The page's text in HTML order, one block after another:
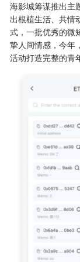
海影城筹谋推出主
出根植生活、共情
式，一批优秀的微
挚人间情感，今年
活动打造完整的青